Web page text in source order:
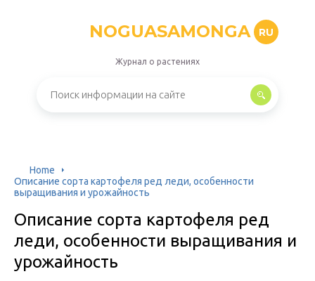
NOGUASAMONGA RU
Журнал о растениях
Home
Описание сорта картофеля ред леди, особенности
выращивания и урожайность
Описание сорта картофеля ред
леди, особенности выращивания и
урожайность